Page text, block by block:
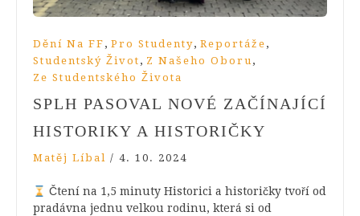
Dění Na FF , Pro Studenty, Reportáže ,
Studentský Život , Z Našeho Oboru,
Ze Studentského Života
SPLH PASOVAL NOVÉ ZAČÍNAJÍCÍ
HISTORIKY A HISTORIČKY
Matěj Líbal / 4. 10. 2024
Čtení na 1,5 minuty Historici a historičky tvoří od
pradávna jednu velkou rodinu, která si od